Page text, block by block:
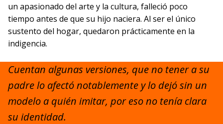
un apasionado del arte y la cultura, falleció poco
tiempo antes de que su hijo naciera. Al ser el único
sustento del hogar, quedaron prácticamente en la
indigencia.
Cuentan algunas versiones, que no tener a su
padre lo afectó notablemente y lo dejó sin un
modelo a quién imitar, por eso no tenía clara
su identidad.